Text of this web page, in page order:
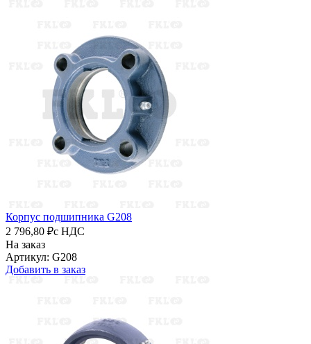
Корпус подшипника G208
2 796,80 ₽с НДС
На заказ
Артикул: G208
Добавить в заказ